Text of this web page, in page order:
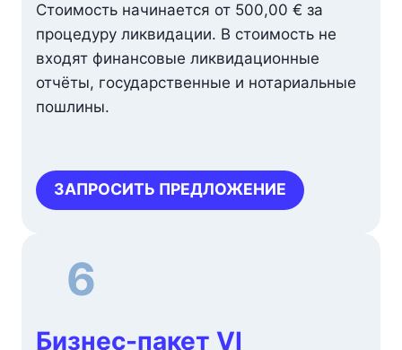
Стоимость начинается от 500,00 € за
процедуру ликвидации. В стоимость не
входят финансовые ликвидационные
отчёты, государственные и нотариальные
пошлины.
ЗАПРОСИТЬ ПРЕДЛОЖЕНИЕ
6
Бизнес-пакет VI